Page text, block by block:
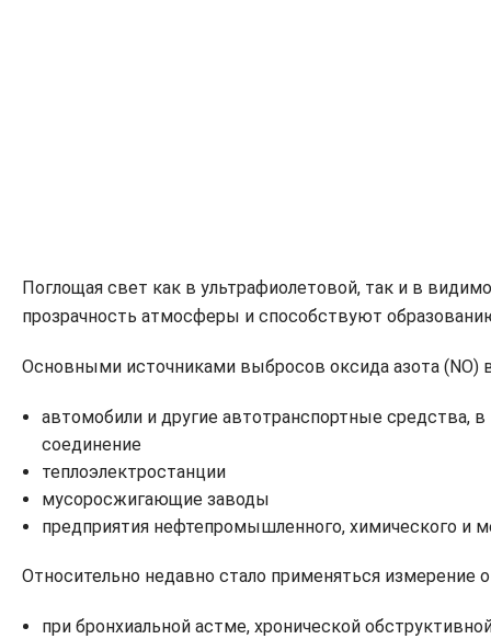
Поглощая свет как в ультрафиолетовой, так и в
прозрачность атмосферы и способствуют
Основными источниками выбросов оксида азота (NO)
автомобили и другие автотранспортные средства,
соединение
теплоэлектростанции
мусоросжигающие заводы
предприятия нефтепромышленного, химического и
Относительно недавно стало применяться измерение
при бронхиальной астме, хронической